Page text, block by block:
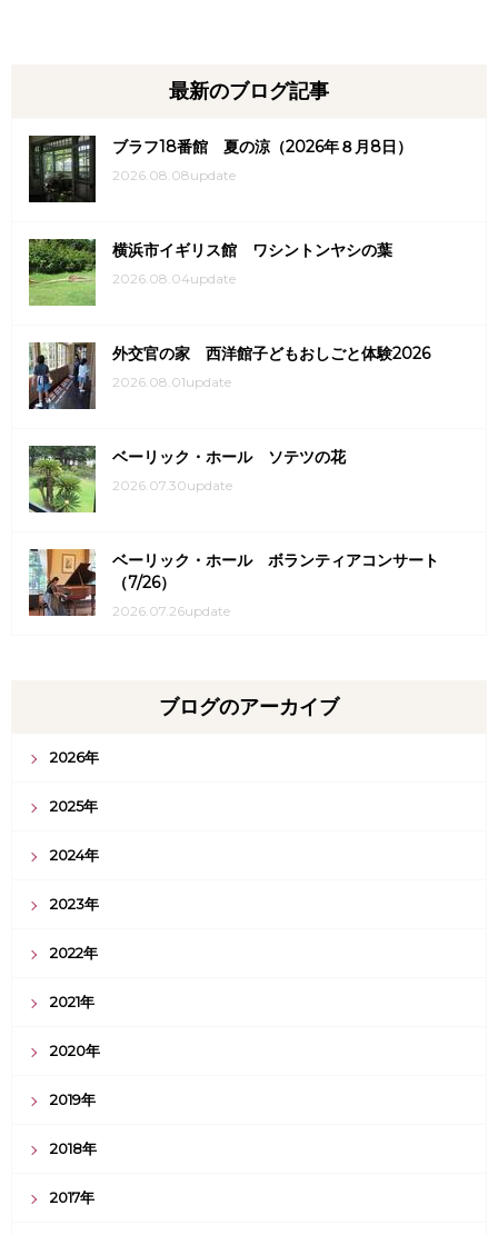
最新のブログ記事
ブラフ18番館 夏の涼（2026年８月8日）
2026.08.08update
横浜市イギリス館 ワシントンヤシの葉
2026.08.04update
外交官の家 西洋館子どもおしごと体験2026
2026.08.01update
ベーリック・ホール ソテツの花
2026.07.30update
ベーリック・ホール ボランティアコンサート
（7/26）
2026.07.26update
ブログのアーカイブ
2026年
2025年
2024年
2023年
2022年
2021年
2020年
2019年
2018年
2017年